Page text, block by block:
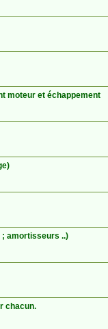
moteur et échappement
; amortisseurs ..)
chacun.